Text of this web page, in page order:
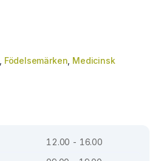
Födelsemärken Medicinsk
12.00 - 16.00